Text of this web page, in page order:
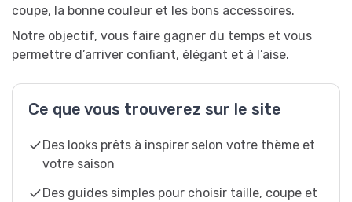
coupe, la bonne couleur et les bons accessoires.
Notre objectif, vous faire gagner du temps et vous
permettre d’arriver confiant, élégant et à l’aise.
Ce que vous trouverez sur le site
Des looks prêts à inspirer selon votre thème et
votre saison
Des guides simples pour choisir taille, coupe et